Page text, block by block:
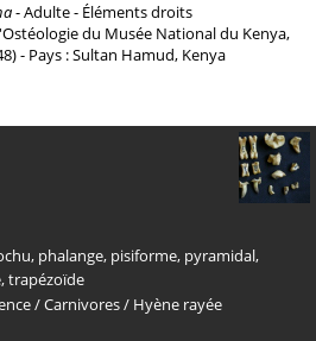
- Adulte - Éléments droits
du Musée National du Kenya,
- Pays : Sultan Hamud, Kenya
, phalange, pisiforme, pyramidal,
,trapézoïde
/Carnivores/ Hyène rayée